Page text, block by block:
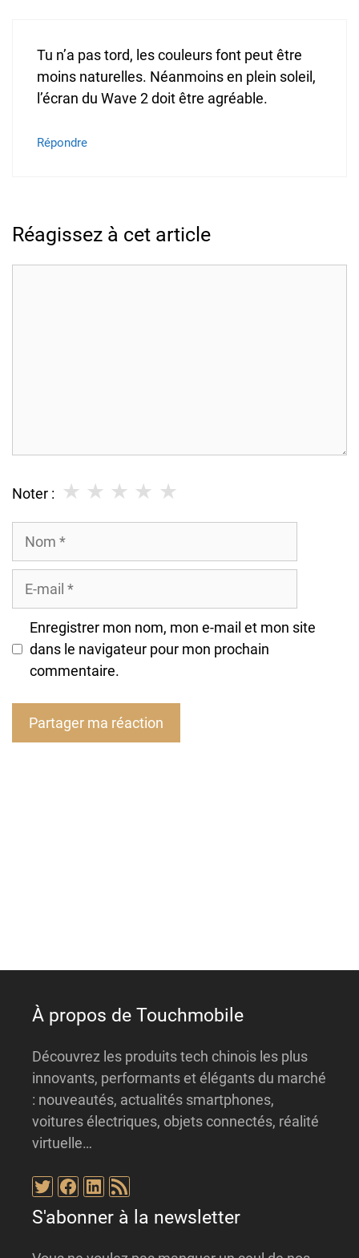
Tu n’a pas tord, les couleurs font peut être
moins naturelles. Néanmoins en plein soleil,
l’écran du Wave 2 doit être agréable.
Répondre
Réagissez à cet article
Noter : ★
★
★
★
★
Nom
Enregistrer mon nom, mon e-mail et mon site
dans le navigateur pour mon prochain
commentaire.
À propos de Touchmobile
Découvrez les produits tech chinois les plus
innovants, performants et élégants du marché
: nouveautés, actualités smartphones,
voitures électriques, objets connectés, réalité
virtuelle…
Twitter
Facebook
LinkedIn
Flux RSS
S'abonner à la newsletter